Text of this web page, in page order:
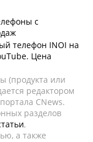
с
телефон INOI на
Цена
(продукта или
редактором
CNews.
разделов
,
а также